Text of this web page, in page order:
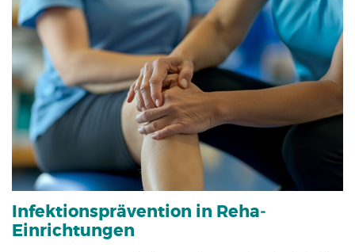
Infektions­prävention in Reha­
Einrichtungen